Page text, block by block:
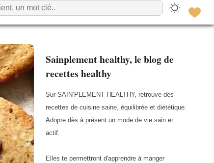
Sainplement healthy, le blog de
recettes healthy
Sur SAIN’PLEMENT HEALTHY, retrouve des
recettes de cuisine saine, équilibrée et diététique.
Adopte dès à présent un mode de vie sain et
actif.
Elles te permettront d'apprendre à manger